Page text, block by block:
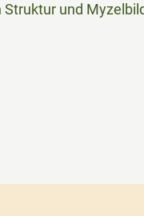
Struktur und